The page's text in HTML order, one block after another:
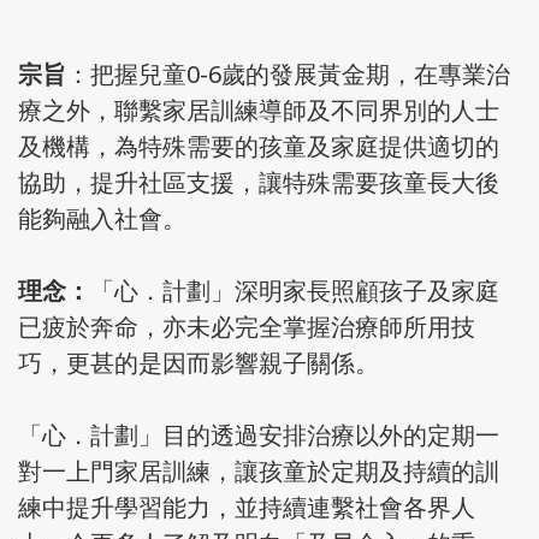
宗旨 ：把握兒童0-6歲的發展黃金期，在專業治
療之外，聯繫家居訓練導師及不同界別的人士
及機構，為特殊需要的孩童及家庭提供適切的
協助，提升社區支援，讓特殊需要孩童長大後
能夠融入社會。
理念：
「心．計劃」深明家長照顧孩子及家庭
已疲於奔命，亦未必完全掌握治療師所用技
巧，更甚的是因而影響親子關係。
「心．計劃」目的透過安排治療以外的定期一
對一上門家居訓練，讓孩童於定期及持續的訓
練中提升學習能力，並持續連繫社會各界人